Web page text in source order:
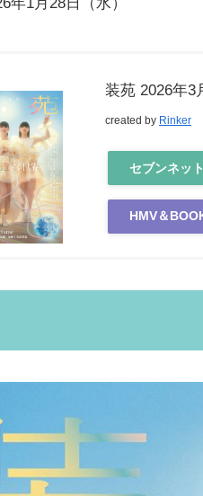
装苑 2026年3
created by Rinker
セブンネット
HMV＆